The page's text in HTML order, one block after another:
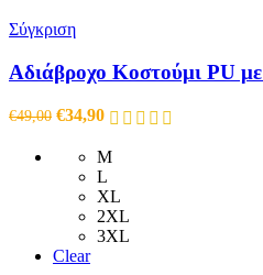
Σύγκριση
Αδιάβροχο Κοστούμι PU
€49,00 Original
was:
€49,00.
€34,90Η
τιμή
€34,90.
M
L
XL
2XL
3XL
Clear